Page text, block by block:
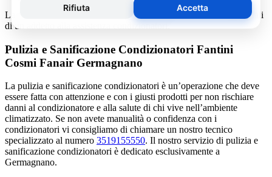
La salute e il benessere sono quindi essere gli obiettivi fondamentali
di un addetto alla assistenza condizionatori.
Pulizia e Sanificazione Condizionatori Fantini
Cosmi Fanair Germagnano
La pulizia e sanificazione condizionatori è un’operazione che deve
essere fatta con attenzione e con i giusti prodotti per non rischiare
danni al condizionatore e alla salute di chi vive nell’ambiente
climatizzato. Se non avete manualità o confidenza con i
condizionatori vi consigliamo di chiamare un nostro tecnico
specializzato al numero 3519155550. Il nostro servizio di pulizia e
sanificazione condizionatori è dedicato esclusivamente a
Germagnano.